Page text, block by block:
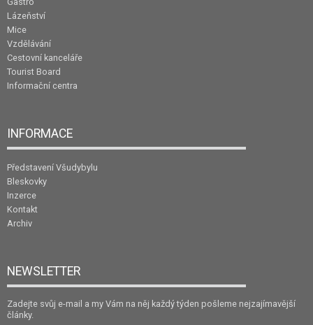
Lázeňství
Mice
Vzdělávání
Cestovní kanceláře
Tourist Board
Informační centra
INFORMACE
Představení Všudybylu
Bleskovky
Inzerce
Kontakt
Archiv
NEWSLETTER
Zadejte svůj e-mail a my Vám na něj každý týden pošleme nejzajímavější
články.